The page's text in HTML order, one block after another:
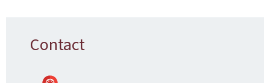
Contact